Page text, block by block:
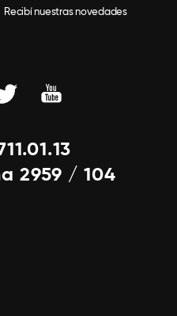
Recibí nuestras novedades
2959 / 104